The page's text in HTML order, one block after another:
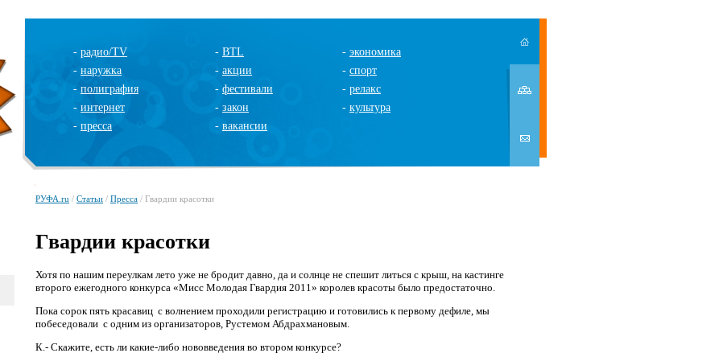
- радио/TV
- наружка
- полиграфия
- интернет
- пресса
- BTL
- акции
- фестивали
- закон
- вакансии
- экономика
- спорт
- релакс
- культура
РУФА.ru / Статьи / Пресса / Гвардии красотки
Гвардии красотки
Хотя по нашим переулкам лето уже не бродит давно, да и солнце не спешит литься с крыш, на кастинге
второго ежегодного конкурса «Мисс Молодая Гвардия 2011» королев красоты было предостаточно.
Пока сорок пять красавиц с волнением проходили регистрацию и готовились к первому дефиле, мы
побеседовали с одним из организаторов, Рустемом Абдрахмановым.
К.- Скажите, есть ли какие-либо нововведения во втором конкурсе?